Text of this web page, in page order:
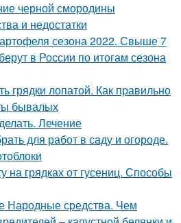
черной смородины
и недостатки
сезона 2022. Свыше 7
в России по итогам сезона
грядки лопатой. Как правильно
бывалых
Лечение
для работ в саду и огороде.
на грядках от гусениц. Способы
Народные средства. Чем